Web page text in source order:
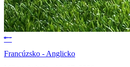
Francúzsko - Anglicko